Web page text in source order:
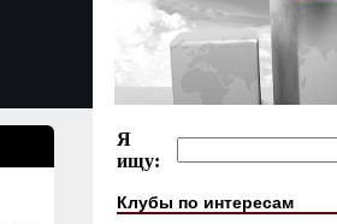
Я
ищу:
Клубы по интересам